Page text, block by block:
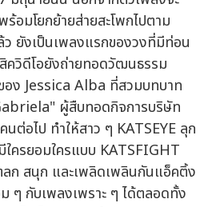
อมโยกย้ายส่ายสะโพกไปตาม
ยังเป็นเพลงแรกของวงที่มีท่อน
ควิดีโอยังถ่ายทอดวัฒนธรรม
ง Jessica Alba ที่สวมบทบาท
ผู้สืบทอดกิจการบริษัท
อไป ทำให้สาว ๆ KATSEYE ลุก
ครยอมใครแบบ KATSFIGHT
ก สนุก และเพลิดเพลินกันแอ็คติ้ง
ๆ กับเพลงเพราะ ๆ ได้ตลอดทั้ง